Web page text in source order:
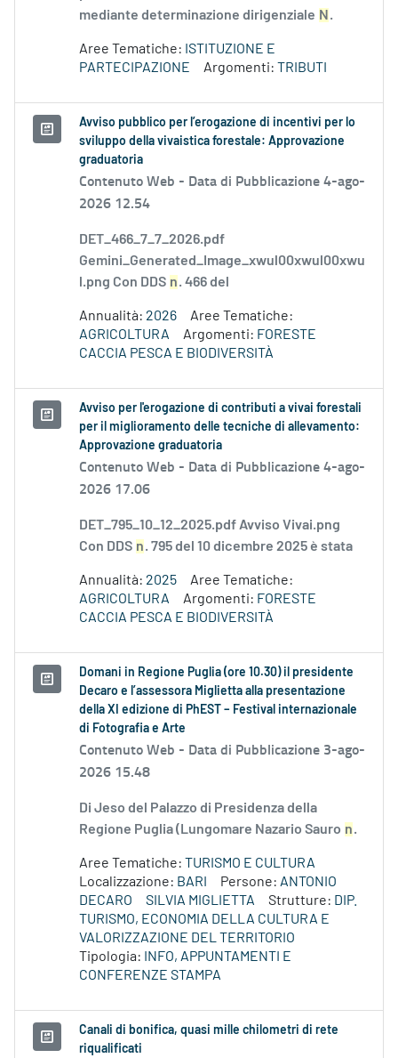
mediante determinazione dirigenziale N .
Aree Tematiche: ISTITUZIONE E
PARTECIPAZIONE
Argomenti: TRIBUTI
Avviso pubblico per l’erogazione di incentivi per lo
sviluppo della vivaistica forestale: Approvazione
graduatoria
Contenuto Web - Data di Pubblicazione 4-ago-
2026 12.54
DET_466_7_7_2026.pdf
Gemini_Generated_Image_xwul00xwul00xwu
l.png Con DDS n. 466 del
Annualità: 2026
Aree Tematiche:
AGRICOLTURA
Argomenti: FORESTE
CACCIA PESCA E BIODIVERSITÀ
Avviso per l'erogazione di contributi a vivai forestali
per il miglioramento delle tecniche di allevamento:
Approvazione graduatoria
Contenuto Web - Data di Pubblicazione 4-ago-
2026 17.06
DET_795_10_12_2025.pdf Avviso Vivai.png
Con DDS n. 795 del 10 dicembre 2025 è stata
Annualità: 2025
Aree Tematiche:
AGRICOLTURA
Argomenti: FORESTE
CACCIA PESCA E BIODIVERSITÀ
Domani in Regione Puglia (ore 10.30) il presidente
Decaro e l’assessora Miglietta alla presentazione
della XI edizione di PhEST – Festival internazionale
di Fotografia e Arte
Contenuto Web - Data di Pubblicazione 3-ago-
2026 15.48
Di Jeso del Palazzo di Presidenza della
Regione Puglia (Lungomare Nazario Sauro n.
Aree Tematiche: TURISMO E CULTURA
Localizzazione: BARI Persone: ANTONIO
DECARO
SILVIA MIGLIETTA Strutture: DIP.
TURISMO, ECONOMIA DELLA CULTURA E
VALORIZZAZIONE DEL TERRITORIO
Tipologia:
INFO, APPUNTAMENTI E
CONFERENZE STAMPA
Canali di bonifica, quasi mille chilometri di rete
riqualificati